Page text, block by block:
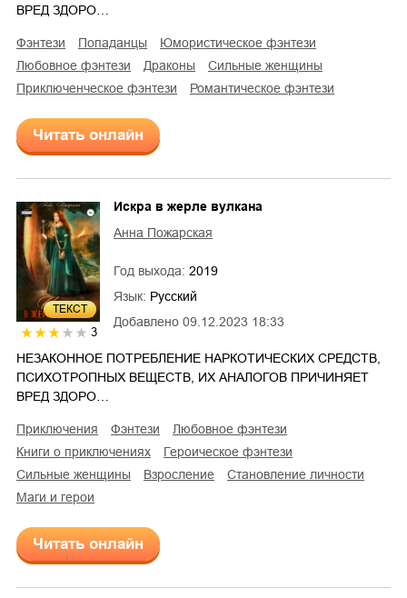
ВРЕД ЗДОРО…
фэнтези попаданцы
юмористическое фэнтези
любовное фэнтези
драконы
сильные женщины
приключенческое фэнтези
романтическое фэнтези
Читать онлайн
ТЕКСТ
3
Добавлено 09.12.2023 18:33
Искра в жерле вулкана
Анна Пожарская
Год выхода: 2019
Язык: Русский
НЕЗАКОННОЕ ПОТРЕБЛЕНИЕ НАРКОТИЧЕСКИХ СРЕДСТВ,
ПСИХОТРОПНЫХ ВЕЩЕСТВ, ИХ АНАЛОГОВ ПРИЧИНЯЕТ
ВРЕД ЗДОРО…
приключения фэнтези
любовное фэнтези
книги о приключениях
героическое фэнтези
сильные женщины
взросление
становление личности
маги и герои
Читать онлайн